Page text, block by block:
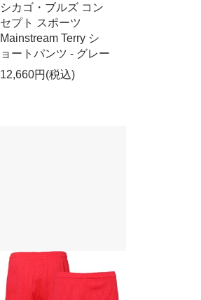
シカゴ・ブルズ コン
セプト スポーツ
Mainstream Terry シ
ョートパンツ - グレー
12,660円(税込)